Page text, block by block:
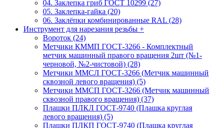
04. Заклепка гриб ГОСТ 10299 (27)
05. Заклепка-гайка (20)
06. Заклёпки комбинированные RAL (28)
Инструмент для нарезания резьбы +
Вороток (24)
Метчики КММП ГОСТ-3266 - Комплектный
метчик машинный правого вращения 2шт (№1-
черновой, №2-чистовой) (28)
Метчики ММСЛ ГОСТ-3266 (Метчик машинный
сквозной левого вращения) (5)
Метчики ММСП ГОСТ-3266 (Метчик машинный
сквозной правого вращения) (37)
Плашки ПЛКЛ ГОСТ-9740 (Плашка круглая
левого вращения) (5)
Плашки ПЛКП ГОСТ-9740 (Плашка круглая